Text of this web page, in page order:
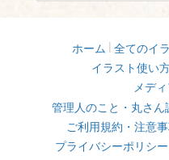
ホーム 全てのイ
イラスト使い
メデ
管理人のこと・丸さん
ご利用規約・注意
プライバシーポリシー